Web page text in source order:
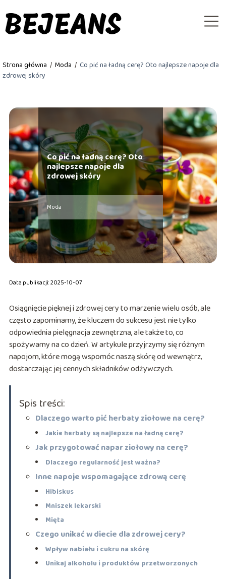
Strona główna / Moda / Co pić na ładną cerę? Oto najlepsze napoje dla
zdrowej skóry
Co pić na ładną cerę? Oto
najlepsze napoje dla
zdrowej skóry
Moda
Data publikacji: 2025-10-07
Osiągnięcie pięknej i zdrowej cery to marzenie wielu osób, ale
często zapominamy, że kluczem do sukcesu jest nie tylko
odpowiednia pielęgnacja zewnętrzna, ale także to, co
spożywamy na co dzień. W artykule przyjrzymy się różnym
napojom, które mogą wspomóc naszą skórę od wewnątrz,
dostarczając jej cennych składników odżywczych.
Spis treści:
Dlaczego warto pić herbaty ziołowe na cerę?
Jakie herbaty są najlepsze na ładną cerę?
Jak przygotować napar ziołowy na cerę?
Dlaczego regularność jest ważna?
Inne napoje wspomagające zdrową cerę
Hibiskus
Mniszek lekarski
Mięta
Czego unikać w diecie dla zdrowej cery?
Wpływ nabiału i cukru na skórę
Unikaj alkoholu i produktów przetworzonych